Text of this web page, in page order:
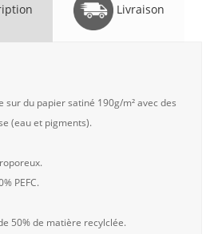
Livraison
du papier satiné 190g/m² avec des
(eau et pigments).
PEFC.
50% de matière recylclée.